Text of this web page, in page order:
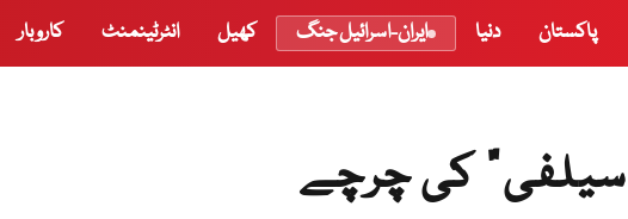
پاکستان دنیا ایران-اسرائیل جنگ کھیل انٹرٹینمنٹ کاروبار
سیلفی” کی چرچے